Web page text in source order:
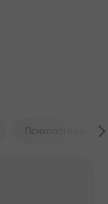
Психология и